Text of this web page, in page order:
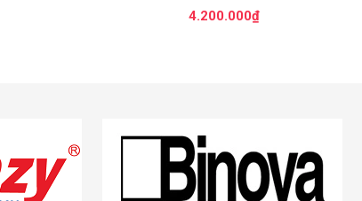
4.200.000₫